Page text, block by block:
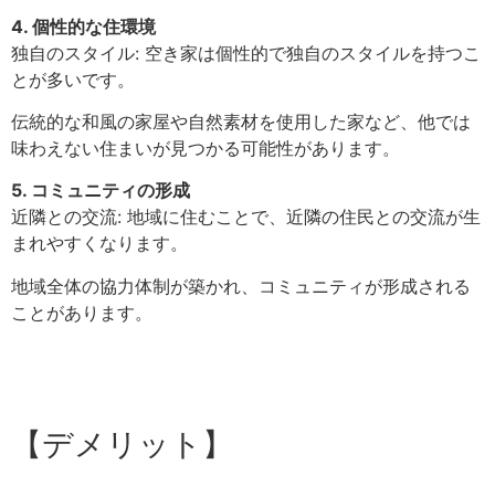
4. 個性的な住環境
独自のスタイル: 空き家は個性的で独自のスタイルを持つこ
とが多いです。
伝統的な和風の家屋や自然素材を使用した家など、他では
味わえない住まいが見つかる可能性があります。
5. コミュニティの形成
近隣との交流: 地域に住むことで、近隣の住民との交流が生
まれやすくなります。
地域全体の協力体制が築かれ、コミュニティが形成される
ことがあります。
【デメリット】